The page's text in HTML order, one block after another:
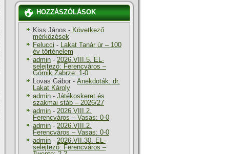
HOZZÁSZÓLÁSOK
Kiss János - Következő
mérkőzések
Felucci - Lakat Tanár úr – 100
év történelem
admin - 2026.VIII.5. EL-
selejtező: Ferencváros –
Górnik Zabrze: 1-0
Lovas Gábor - Anekdoták: dr.
Lakat Károly
admin - Játékoskeret és
szakmai stáb – 2026/27
admin - 2026.VIII.2.
Ferencváros – Vasas: 0-0
admin - 2026.VIII.2.
Ferencváros – Vasas: 0-0
admin - 2026.VII.30. EL-
selejtező: Ferencváros –